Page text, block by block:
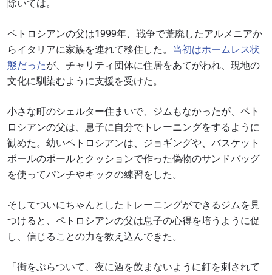
除いては。
ペトロシアンの父は1999年、戦争で荒廃したアルメニアか
らイタリアに家族を連れて移住した。 当初はホームレス状
態だったが、チャリティ団体に住居をあてがわれ、現地の
文化に馴染むように支援を受けた。
小さな町のシェルター住まいで、ジムもなかったが、ペト
ロシアンの父は、息子に自分でトレーニングをするように
勧めた。幼いペトロシアンは、ジョギングや、バスケット
ボールのポールとクッションで作った偽物のサンドバッグ
を使ってパンチやキックの練習をした。
そしてついにちゃんとしたトレーニングができるジムを見
つけると、ペトロシアンの父は息子の心得を培うように促
し、信じることの力を教え込んできた。
「街をぶらついて、夜に酒を飲まないように釘を刺されて